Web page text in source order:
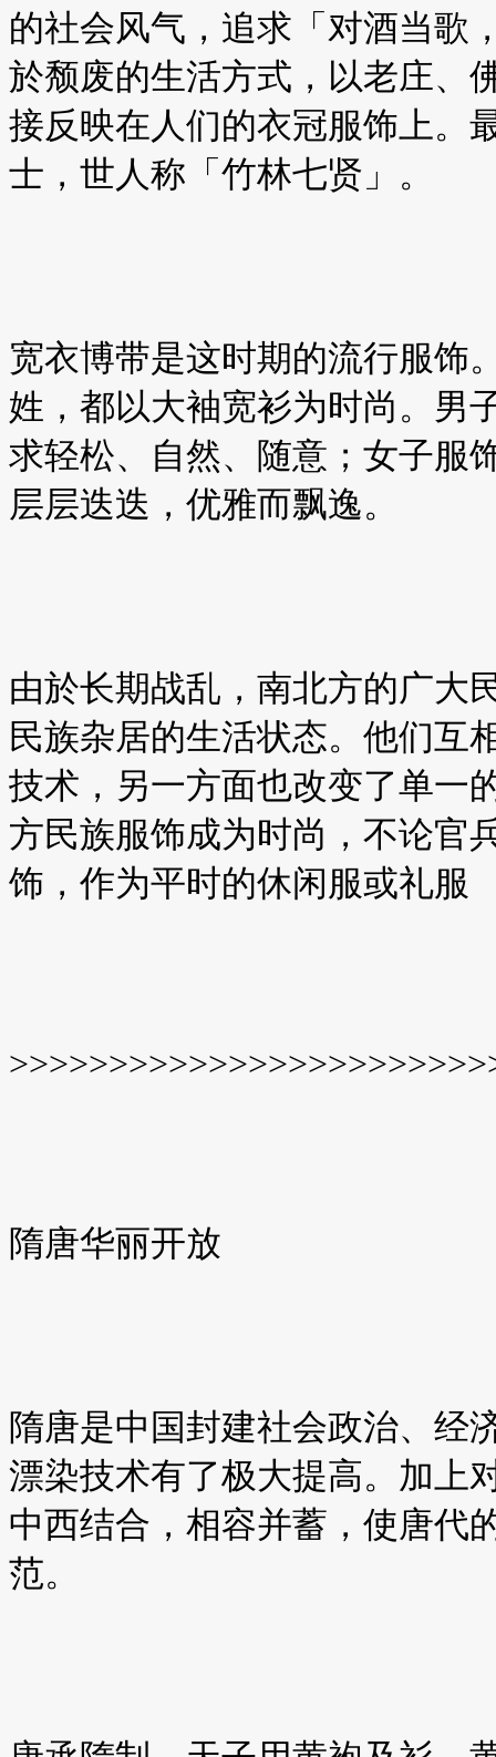
的社会风气，追求「对酒当歌
於颓废的生活方式，以老庄、
接反映在人们的衣冠服饰上。
士，世人称「竹林七贤」。
宽衣博带是这时期的流行服饰
姓，都以大袖宽衫为时尚。男
求轻松、自然、随意；女子服
层层迭迭，优雅而飘逸。
由於长期战乱，南北方的广大
民族杂居的生活状态。他们互
技术，另一方面也改变了单一
方民族服饰成为时尚，不论官
饰，作为平时的休闲服或礼服
隋唐华丽开放
隋唐是中国封建社会政治、经
漂染技术有了极大提高。加上
中西结合，相容并蓄，使唐代
范。